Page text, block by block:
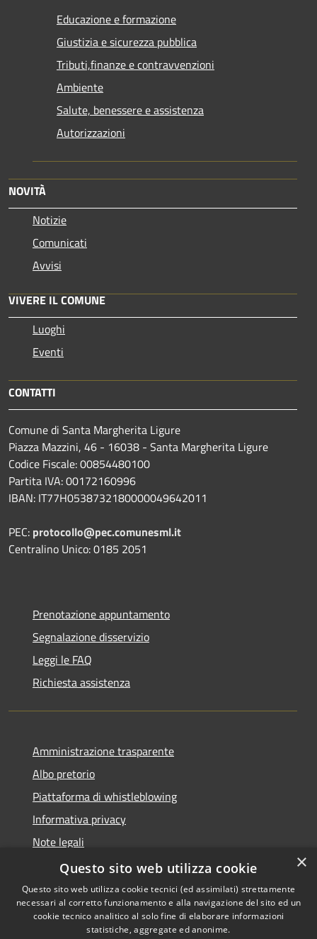
Educazione e formazione
Giustizia e sicurezza pubblica
Tributi,finanze e contravvenzioni
Ambiente
Salute, benessere e assistenza
Autorizzazioni
NOVITÀ
Notizie
Comunicati
Avvisi
VIVERE IL COMUNE
Luoghi
Eventi
CONTATTI
Comune di Santa Margherita Ligure
Piazza Mazzini, 46 - 16038 - Santa Margherita Ligure
Codice Fiscale: 00854480100
Partita IVA: 00172160996
IBAN: IT77H0538732180000049642011
PEC: protocollo@pec.comunesml.it
Centralino Unico: 0185 2051
Prenotazione appuntamento
Segnalazione disservizio
Leggi le FAQ
Richiesta assistenza
Amministrazione trasparente
Albo pretorio
Piattaforma di whistleblowing
Informativa privacy
Note legali
Dichiarazione di accessibilità
×
Questo sito web utilizza cookie
Questo sito web utilizza cookie tecnici (ed assimilati) strettamente
necessari al corretto funzionamento e alla navigazione del sito ed un
cookie tecnico analitico al solo fine di elaborare informazioni
statistiche, aggregate ed anonime.